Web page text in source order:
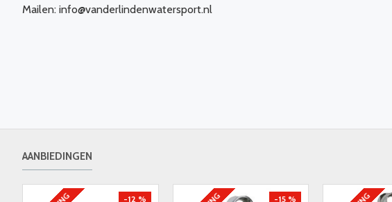
Mailen: info@vanderlindenwatersport.nl
AANBIEDINGEN
-12 % -15 %